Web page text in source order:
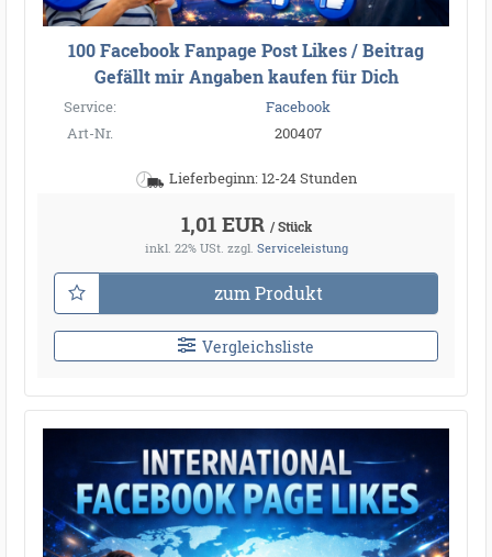
100 Facebook Fanpage Post Likes / Beitrag
Gefällt mir Angaben kaufen für Dich
Service:
Facebook
Art-Nr.
200407
Lieferbeginn: 12-24 Stunden
1,01 EUR / Stück
inkl. 22% USt. zzgl. Serviceleistung
zum Produkt
Vergleichsliste